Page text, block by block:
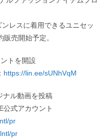
レスに着用できるユニセッ
売開始予定。
トを開設
https://lin.ee/sUNhVqM
ナル動画を投稿
公式アカウント
pr
pr